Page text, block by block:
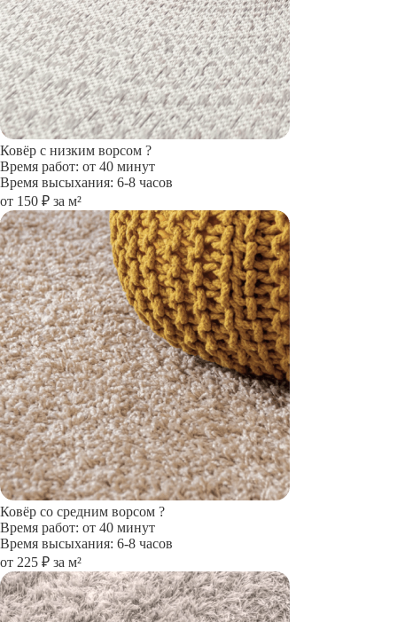
Ковёр с низким ворсом ?
Время работ: от 40 минут
Время высыхания: 6-8 часов
от 150 ₽ за м²
Ковёр со средним ворсом ?
Время работ: от 40 минут
Время высыхания: 6-8 часов
от 225 ₽ за м²